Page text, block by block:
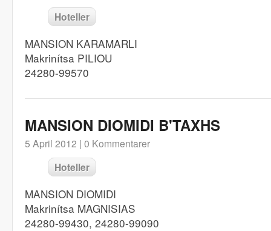
Hoteller
MANSION KARAMARLI
Makrinítsa PILIOU
24280-99570
MANSION DIOMIDI B'TAXHS
5 April 2012 | 0 Kommentarer
Hoteller
MANSION DIOMIDI
Makrinítsa MAGNISIAS
24280-99430, 24280-99090